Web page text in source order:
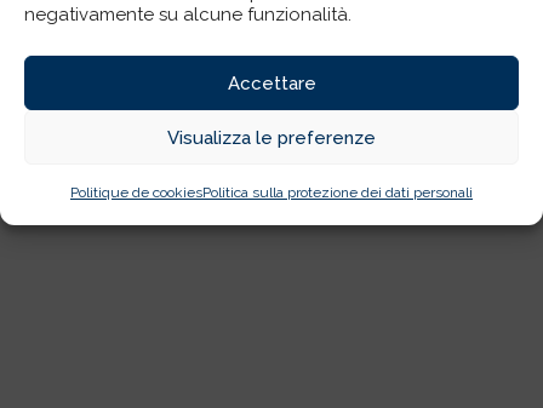
negativamente su alcune funzionalità.
Accettare
Visualizza le preferenze
Politique de cookiesPolitica sulla protezione dei dati personali